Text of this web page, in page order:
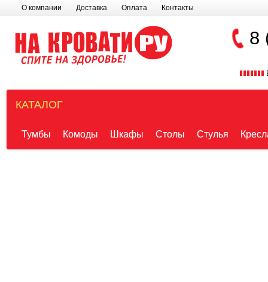
О компании Доставка Оплата Контакты
8
КАТАЛОГ
Тумбы Комоды Шкафы Столы Стулья